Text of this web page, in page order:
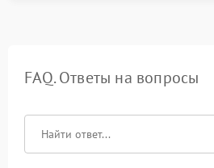
FAQ. Ответы на вопросы